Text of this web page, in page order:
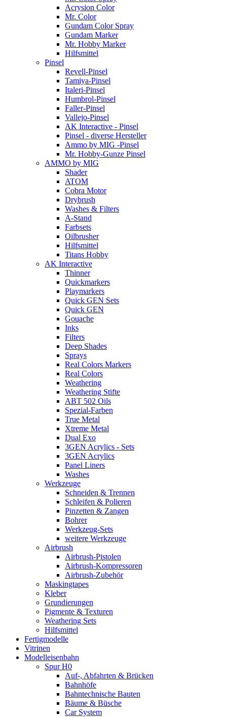
Acrysion Color
Mr. Color
Gundam Color Spray
Gundam Marker
Mr. Hobby Marker
Hilfsmittel
Pinsel
Revell-Pinsel
Tamiya-Pinsel
Italeri-Pinsel
Humbrol-Pinsel
Faller-Pinsel
Vallejo-Pinsel
AK Interactive - Pinsel
Pinsel - diverse Hersteller
Ammo by MIG -Pinsel
Mr. Hobby-Gunze Pinsel
AMMO by MIG
Shader
ATOM
Cobra Motor
Drybrush
Washes & Filters
A-Stand
Farbsets
Oilbrusher
Hilfsmittel
Titans Hobby
AK Interactive
Thinner
Quickmarkers
Playmarkers
Quick GEN Sets
Quick GEN
Gouache
Inks
Filters
Deep Shades
Sprays
Real Colors Markers
Real Colors
Weathering
Weathering Stifte
ABT 502 Oils
Spezial-Farben
True Metal
Xtreme Metal
Dual Exo
3GEN Acrylics - Sets
3GEN Acrylics
Panel Liners
Washes
Werkzeuge
Schneiden & Trennen
Schleifen & Polieren
Pinzetten & Zangen
Bohrer
Werkzeug-Sets
weitere Werkzeuge
Airbrush
Airbrush-Pistolen
Airbrush-Kompressoren
Airbrush-Zubehör
Maskingtapes
Kleber
Grundierungen
Pigmente & Texturen
Weathering Sets
Hilfsmittel
Fertigmodelle
Vitrinen
Modelleisenbahn
Spur H0
Auf-, Abfahrten & Brücken
Bahnhöfe
Bahntechnische Bauten
Bäume & Büsche
Car System